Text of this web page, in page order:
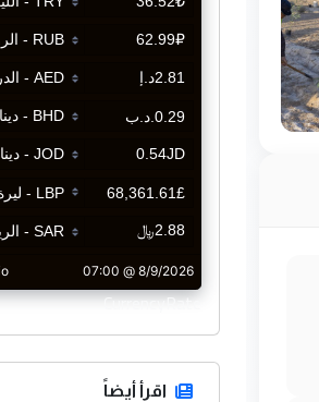
CurrencyRate
اقرأ أيضاً